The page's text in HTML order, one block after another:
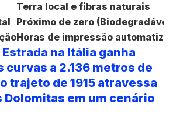
Terra local e fibras naturais
Próximo de zero
Horas de impressão
Estrada na Itália ganha
curvas a 2.136 metros de
trajeto de 1915 atravessa
Dolomitas em um cenário